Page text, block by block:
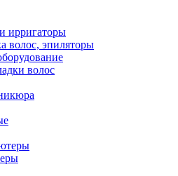
ирригаторы
волос, эпиляторы
волос